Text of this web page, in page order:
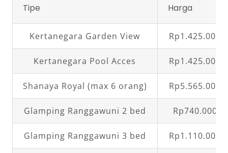
Tipe Harga
Kertanegara Garden View
Kertanegara Pool Acces
Shanaya Royal (max 6 orang)
Glamping Ranggawuni 2 bed
Glamping Ranggawuni 3 bed